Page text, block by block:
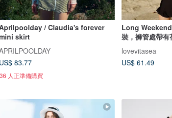
/ Claudia's forever
skirt
US$ 83.77
36 人正準備購買
Long
裝，褲管處帶有
lovevitasea
US$ 61.49